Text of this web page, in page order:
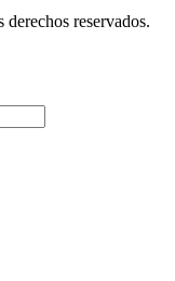
reservados.